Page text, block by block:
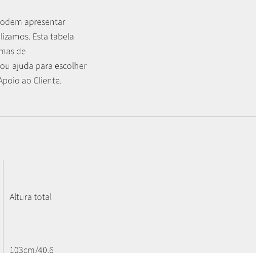
apresentar
Esta tabela
de
ajuda para escolher
ao Cliente.
Altura total
103cm/40.6